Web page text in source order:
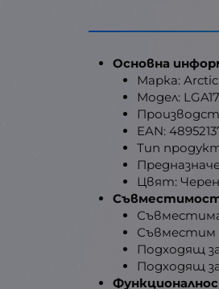
Основна
Марка: Arctic
Модел:
EAN:
Тип
Цвят: Черен
Съвместима
Съвместим
Подходящ
Подходящ